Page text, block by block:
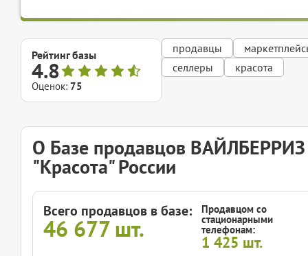
Рейтинг базы
4.8
Оценок: 75
продавцы
селлеры
красота
О Базе продавцов ВАЙЛБЕРРИЗ
"Красота" России
Всего продавцов в базе:
46 677шт.
Продавцом со
стационарными
телефонам:
1 425 шт.